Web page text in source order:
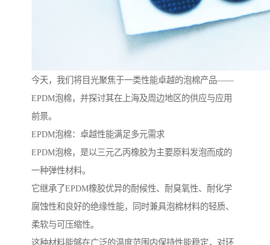
今天，我们将目光聚焦于一类性能卓越的泡棉产品——
EPDM泡棉，并探讨其在上海及周边地区的供应与应用
前景。
EPDM泡棉：卓越性能满足多元需求
EPDM泡棉，是以三元乙丙橡胶为主要原料发泡而成的
一种弹性材料。
它继承了EPDM橡胶优异的耐候性、耐臭氧性、耐化学
腐蚀性和良好的绝缘性能，同时兼具泡棉材料的轻质、
柔软与可压缩性。
这种材料能够在广泛的温度范围内保持性能稳定，对环